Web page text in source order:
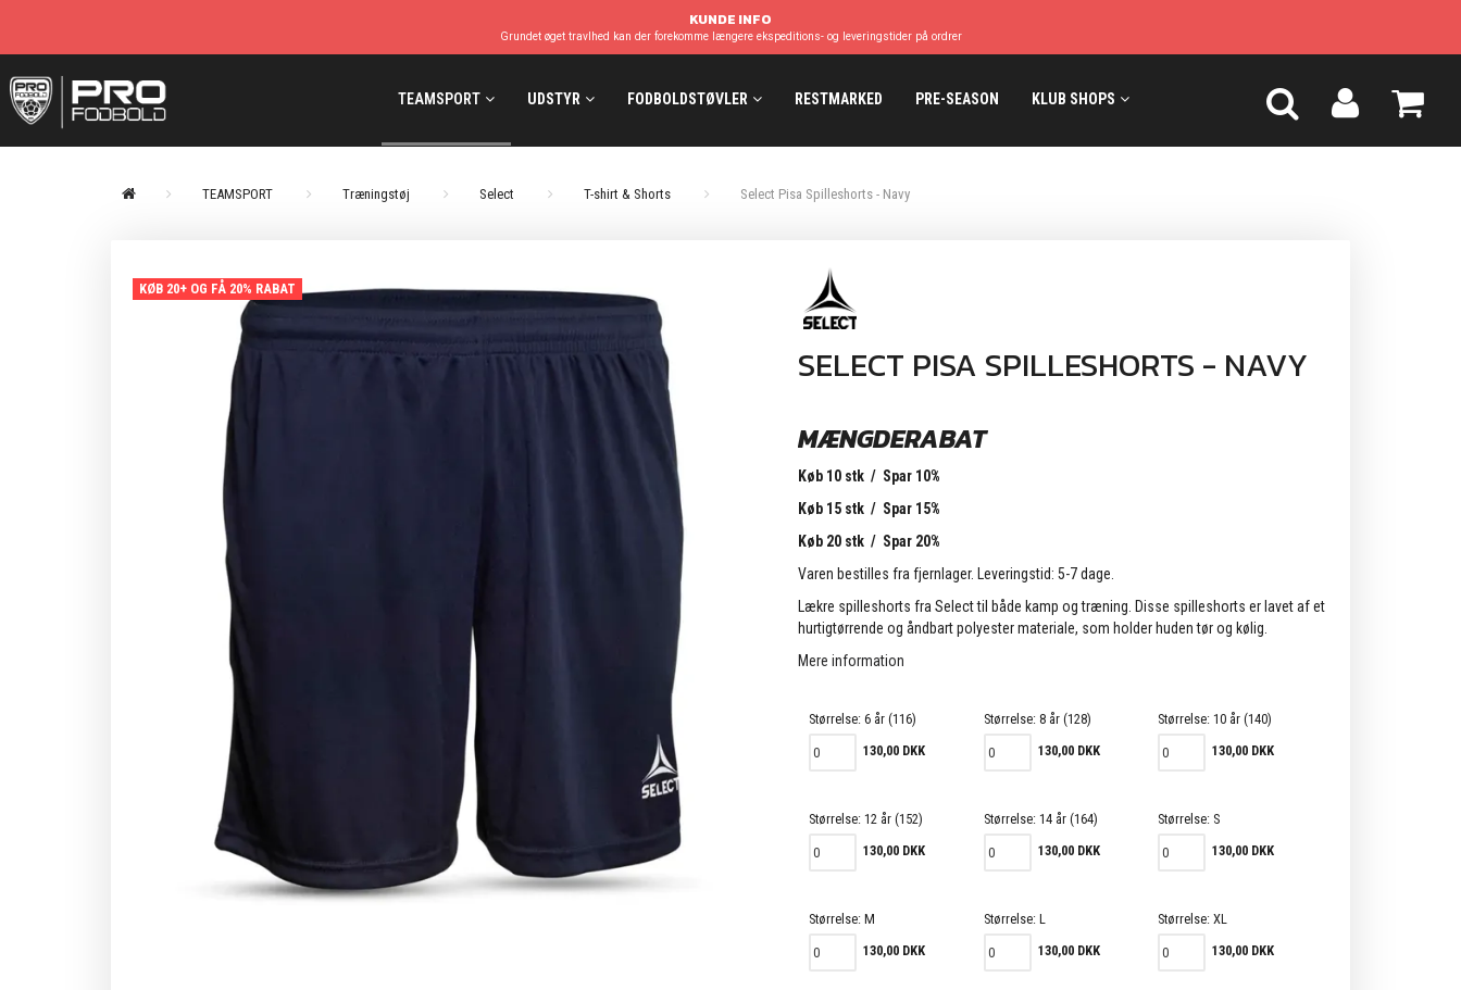
KUNDE INFO
Grundet øget travlhed kan der forekomme længere ekspeditions- og leveringstider på ordrer
TEAMSPORT UDSTYR FODBOLDSTØVLER RESTMARKED PRE-SEASON KLUB SHOPS
TEAMSPORT Træningstøj Select T-shirt & Shorts Select Pisa Spilleshorts - Navy
KØB 20+ OG FÅ 20% RABAT
SELECT PISA SPILLESHORTS - NAVY
MÆNGDERABAT
Køb 10 stk / Spar 10%
Køb 15 stk / Spar 15%
Køb 20 stk / Spar 20%
Varen bestilles fra fjernlager. Leveringstid: 5-7 dage.
Lækre spilleshorts fra Select til både kamp og træning. Disse spilleshorts er lavet af et
hurtigtørrende og åndbart polyester materiale, som holder huden tør og kølig.
Mere information
Størrelse:6 år (116)
130,00 DKK
Størrelse: 8 år (128)
130,00 DKK
Størrelse:10 år (140)
130,00 DKK
Størrelse:12 år (152)
130,00 DKK
Størrelse: 14 år (164)
130,00 DKK
Størrelse: S
130,00 DKK
Størrelse:M
130,00 DKK
Størrelse: L
130,00 DKK
Størrelse:XL
130,00 DKK